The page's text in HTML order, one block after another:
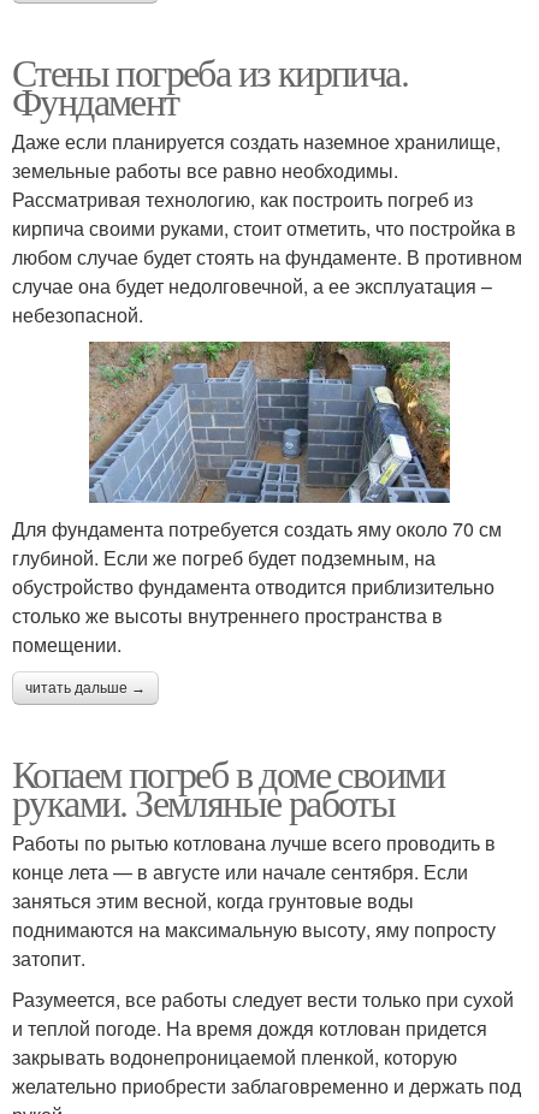
Стены погреба из кирпича.
Фундамент
Даже если планируется создать наземное хранилище,
земельные работы все равно необходимы.
Рассматривая технологию, как построить погреб из
кирпича своими руками, стоит отметить, что постройка в
любом случае будет стоять на фундаменте. В противном
случае она будет недолговечной, а ее эксплуатация –
небезопасной.
Для фундамента потребуется создать яму около 70 см
глубиной. Если же погреб будет подземным, на
обустройство фундамента отводится приблизительно
столько же высоты внутреннего пространства в
помещении.
читать дальше →
Копаем погреб в доме своими
руками. Земляные работы
Работы по рытью котлована лучше всего проводить в
конце лета — в августе или начале сентября. Если
заняться этим весной, когда грунтовые воды
поднимаются на максимальную высоту, яму попросту
затопит.
Разумеется, все работы следует вести только при сухой
и теплой погоде. На время дождя котлован придется
закрывать водонепроницаемой пленкой, которую
желательно приобрести заблаговременно и держать под